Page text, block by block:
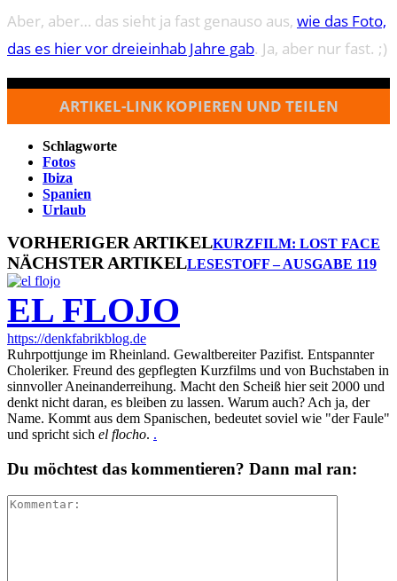
Aber, aber… das sieht ja fast genauso aus, wie das Foto,
das es hier vor dreieinhab Jahre gab. Ja, aber nur fast. ;)
ARTIKEL-LINK KOPIEREN UND TEILEN
Schlagworte
Fotos
Ibiza
Spanien
Urlaub
VORHERIGER ARTIKELKURZFILM: LOST FACE
NÄCHSTER ARTIKELLESESTOFF – AUSGABE 119
EL FLOJO
https://denkfabrikblog.de
Ruhrpottjunge im Rheinland. Gewaltbereiter Pazifist. Entspannter
Choleriker. Freund des gepflegten Kurzfilms und von Buchstaben in
sinnvoller Aneinanderreihung. Macht den Scheiß hier seit 2000 und
denkt nicht daran, es bleiben zu lassen. Warum auch? Ach ja, der
Name. Kommt aus dem Spanischen, bedeutet soviel wie "der Faule"
und spricht sich el flocho. .
Du möchtest das kommentieren? Dann mal ran: